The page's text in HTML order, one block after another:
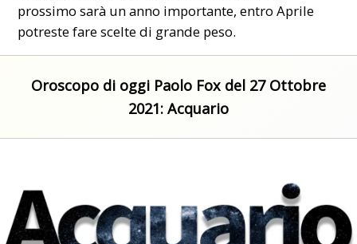
prossimo sarà un anno importante, entro Aprile
potreste fare scelte di grande peso.
Oroscopo di oggi Paolo Fox del 27 Ottobre
2021: Acquario